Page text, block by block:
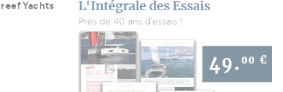
Yachts L'Intégrale des Essais
Près de 40 ans d'essais !